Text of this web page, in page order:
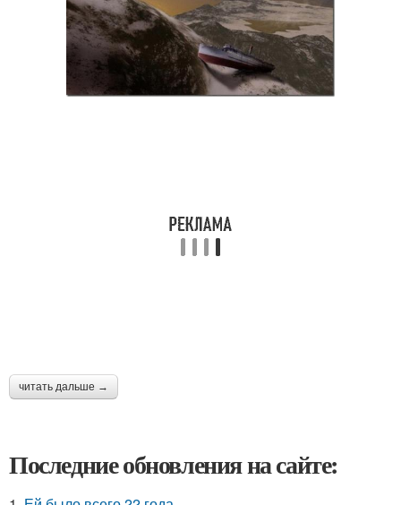
читать дальше →
Последние обновления на сайте: